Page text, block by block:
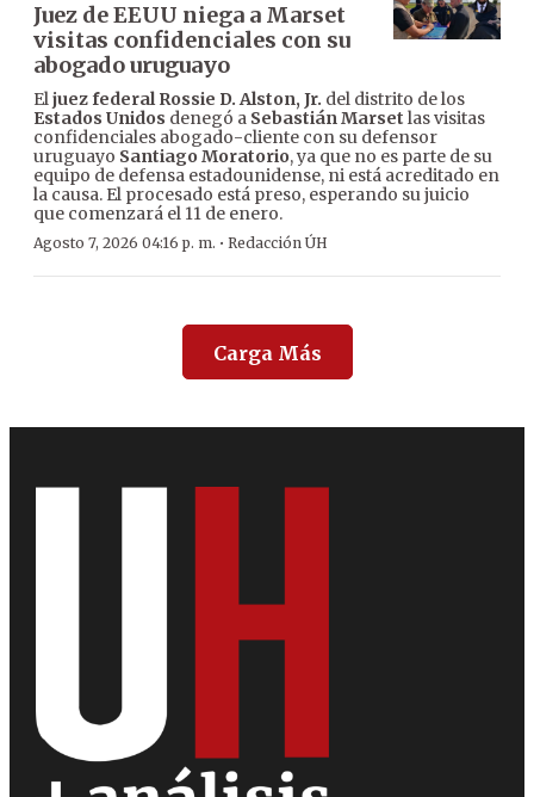
Juez de EEUU niega a Marset
visitas confidenciales con su
abogado uruguayo
Eljuez federal Rossie D. Alston, Jr. del distrito de los
Estados Unidos denegó a Sebastián Marset las visitas
confidenciales abogado-cliente con su defensor
uruguayo Santiago Moratorio, ya que no es parte de su
equipo de defensa estadounidense, ni está acreditado en
la causa. El procesado está preso, esperando su juicio
que comenzará el 11 de enero.
Agosto 7, 2026 04:16 p. m. · Redacción ÚH
Carga Más